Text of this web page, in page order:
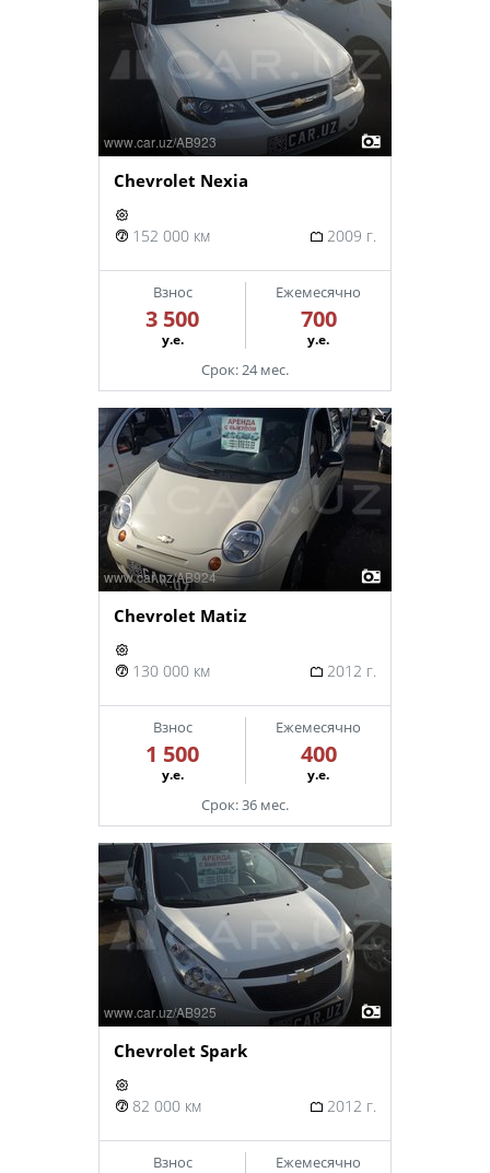
Chevrolet Nexia
152 000 км 2009 г.
Взнос
3 500
у.е.
Ежемесячно
700
у.е.
Срок: 24 мес.
Chevrolet Matiz
130 000 км 2012 г.
Взнос
1 500
у.е.
Ежемесячно
400
у.е.
Срок: 36 мес.
Chevrolet Spark
82 000 км 2012 г.
Взнос Ежемесячно